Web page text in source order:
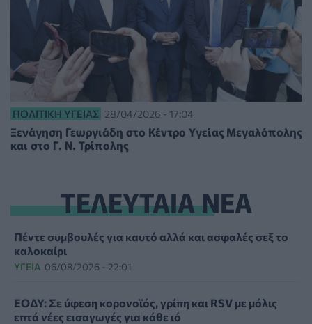
ΠΟΛΙΤΙΚΉ ΥΓΕΊΑΣ 28/04/2026 - 17:04
Ξενάγηση Γεωργιάδη στο Κέντρο Υγείας Μεγαλόπολης
και στο Γ. Ν. Τρίπολης
ΤΕΛΕΥΤΑΙΑ ΝΕΑ
Πέντε συμβουλές για καυτό αλλά και ασφαλές σεξ το
καλοκαίρι
ΥΓΕΊΑ 06/08/2026 - 22:01
ΕΟΔΥ: Σε ύφεση κορονοϊός, γρίπη και RSV με μόλις
επτά νέες εισαγωγές για κάθε ιό